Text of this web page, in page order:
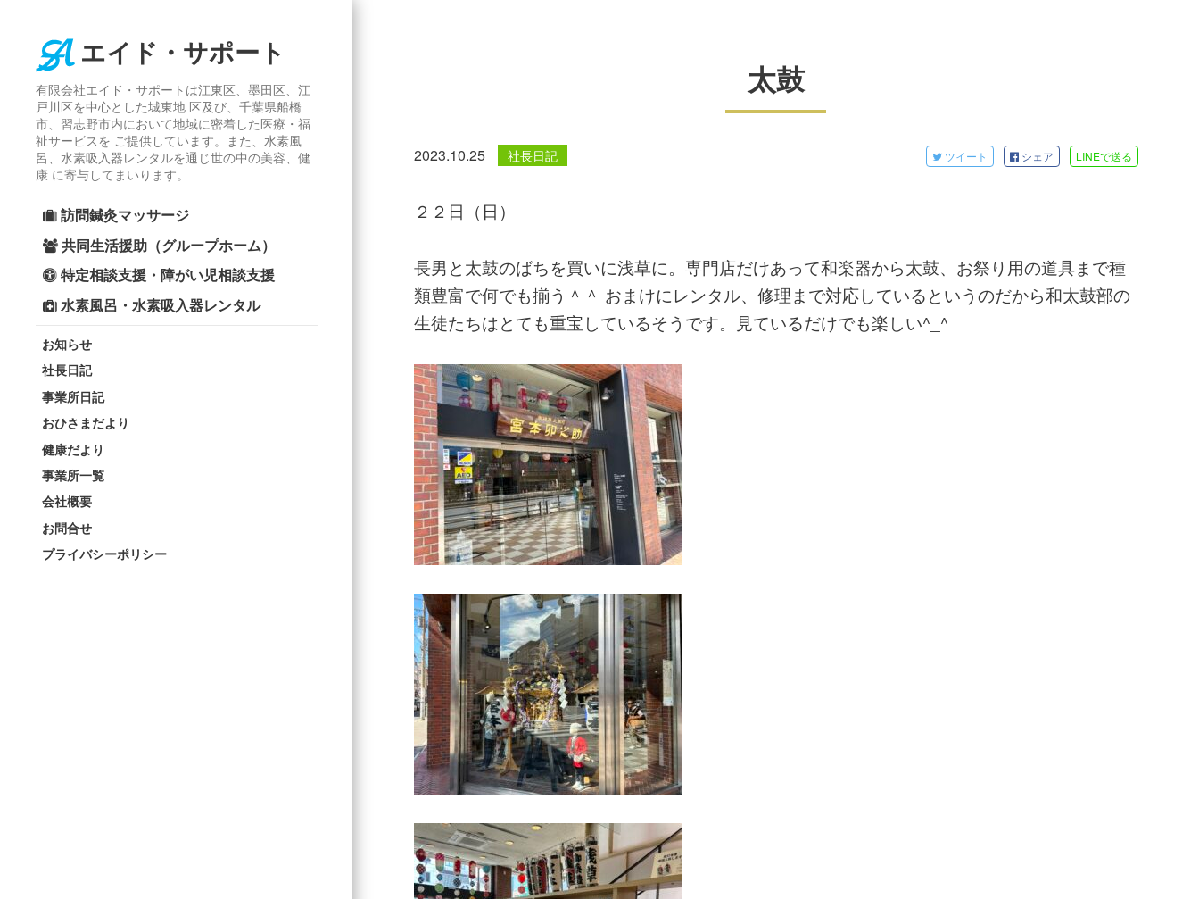
エイド・サポート
有限会社エイド・サポートは江東区、墨田区、江
戸川区を中心とした城東地 区及び、千葉県船橋
市、習志野市内において地域に密着した医療・福
祉サービスを ご提供しています。また、水素風
呂、水素吸入器レンタルを通じ世の中の美容、健
康 に寄与してまいります。
訪問鍼灸マッサージ
共同生活援助（グループホーム）
特定相談支援・障がい児相談支援
水素風呂・水素吸入器レンタル
お知らせ
社長日記
事業所日記
おひさまだより
健康だより
事業所一覧
会社概要
お問合せ
プライバシーポリシー
太鼓
2023.10.25 社長日記 ツイート シェア LINEで送る
２２日（日）
長男と太鼓のばちを買いに浅草に。専門店だけあって和楽器から太鼓、お祭り用の道具まで種
類豊富で何でも揃う＾＾ おまけにレンタル、修理まで対応しているというのだから和太鼓部の
生徒たちはとても重宝しているそうです。見ているだけでも楽しい^_^